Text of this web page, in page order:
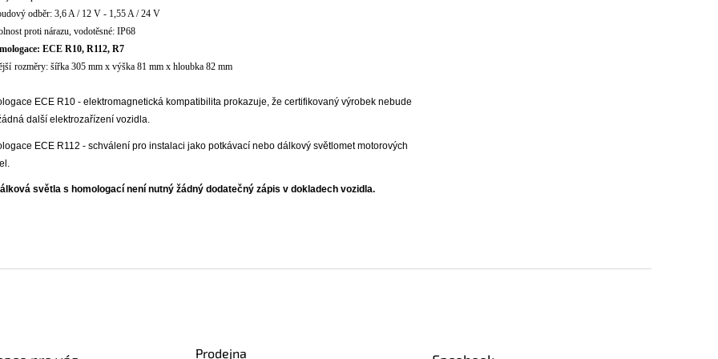
ý odběr: 3,6 A / 12 V - 1,55 A / 24 V
proti nárazu, vodotěsné: IP68
ECE R10, R112, R7
í rozměry: šířka 305 mm x výška 81 mm x hloubka 82 mm
ECE R10 - elektromagnetická kompatibilita prokazuje, že certifikovaný výrobek nebude
další elektrozařízení vozidla.
ECE R112 - schválení pro instalaci jako potkávací nebo dálkový světlomet motorových
á lková světla s homologací není nutný žádný dodatečný zápis v dokladech vozidla.
Prodejna